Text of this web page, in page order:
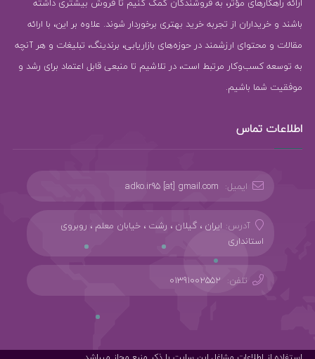
باشند و خریداران از تجربه خرید بهتری برخوردار شوند. علاوه بر این، با ارائه
مقالات و محتوای ارزشمند در حوزه‌های بازاریابی، برندینگ، تبلیغات و هر آنچه
به توسعه کسب‌وکار مرتبط است، در تلاشیم تا منبعی قابل اعتماد برای رشد و
موفقیت شما باشیم.
اطلاعات تماس
ایمیل: adko.ir95 [at] gmail.com
آدرس: ایران ، گیلان ، رشت ، خیابان معلم ، روبروی
استانداری
تلفن: 01391002552